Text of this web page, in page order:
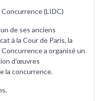
(LIDC)
de ses anciens
à la Cour de Paris, la
a organisé un
d’œuvres
la concurrence.